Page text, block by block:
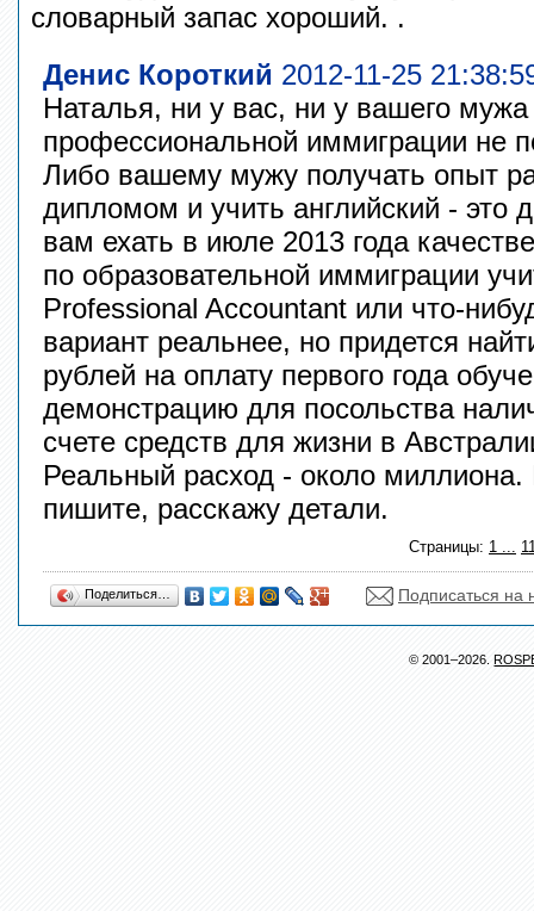
словарный запас хороший. .
Денис Короткий 2012-11-25
Наталья, ни у вас, ни у вашего
профессиональной иммиграции не
Либо вашему мужу получать опыт
дипломом и учить английский - это
вам ехать в июле 2013 года
по образовательной иммиграции
Professional Accountant или что-
вариант реальнее, но придется
рублей на оплату первого года
демонстрацию для посольства
счете средств для жизни в
Реальный расход - около миллиона.
пишите, расскажу детали.
Страницы: 1 ...
Поделиться… Подписаться на
© 2001–2026.